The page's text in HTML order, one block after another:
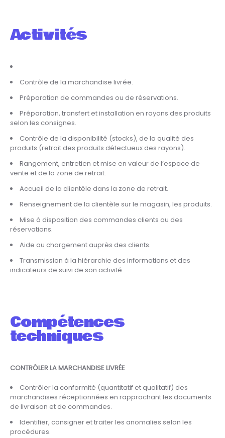
Activités
Contrôle de la marchandise livrée.
Préparation de commandes ou de réservations.
Préparation, transfert et installation en rayons des produits
selon les consignes.
Contrôle de la disponibilité (stocks), de la qualité des
produits (retrait des produits défectueux des rayons).
Rangement, entretien et mise en valeur de l’espace de
vente et de la zone de retrait.
Accueil de la clientèle dans la zone de retrait.
Renseignement de la clientèle sur le magasin, les produits.
Mise à disposition des commandes clients ou des
réservations.
Aide au chargement auprès des clients.
Transmission à la hiérarchie des informations et des
indicateurs de suivi de son activité.
Compétences
techniques
CONTRÔLER LA MARCHANDISE LIVRÉE
Contrôler la conformité (quantitatif et qualitatif) des
marchandises réceptionnées en rapprochant les documents
de livraison et de commandes.
Identifier, consigner et traiter les anomalies selon les
procédures.